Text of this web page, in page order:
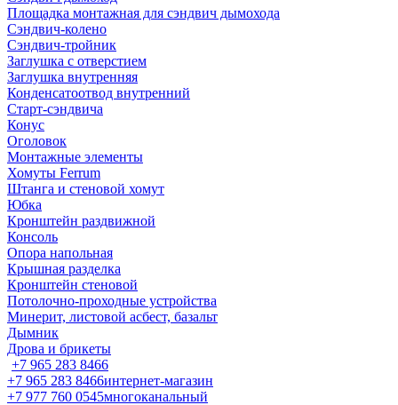
Площадка монтажная для сэндвич дымохода
Сэндвич-колено
Сэндвич-тройник
Заглушка с отверстием
Заглушка внутренняя
Конденсатоотвод внутренний
Старт-сэндвича
Конус
Оголовок
Монтажные элементы
Хомуты Ferrum
Штанга и стеновой хомут
Юбка
Кронштейн раздвижной
Консоль
Опора напольная
Крышная разделка
Кронштейн стеновой
Потолочно-проходные устройства
Минерит, листовой асбест, базальт
Дымник
Дрова и брикеты
+7 965 283 8466
+7 965 283 8466интернет-магазин
+7 977 760 0545многоканальный